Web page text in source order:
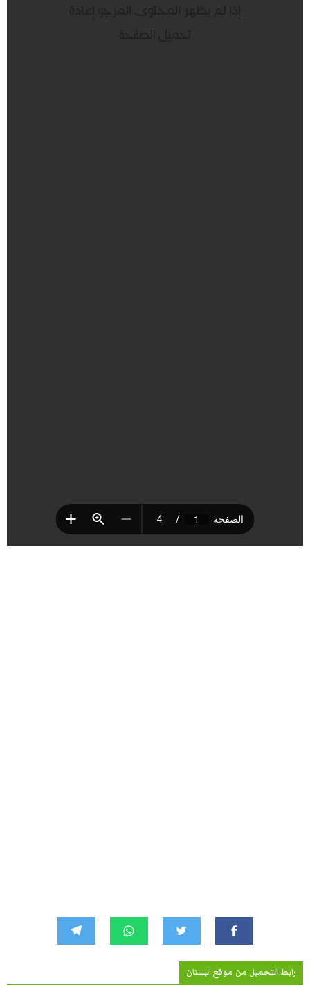
رابط التحميل من موقع البستان